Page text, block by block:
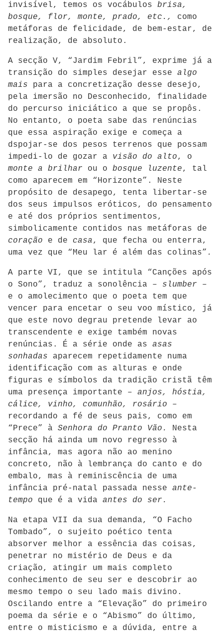
invisível, temos os vocábulos brisa,
bosque, flor, monte, prado, etc., como
metáforas de felicidade, de bem-estar, de
realização, de absoluto.
A secção V, “Jardim Febril”, exprime já a
transição do simples desejar esse algo
mais para a concretização desse desejo,
pela imersão no Desconhecido, finalidade
do percurso iniciático a que se propôs.
No entanto, o poeta sabe das renúncias
que essa aspiração exige e começa a
dspojar-se dos pesos terrenos que possam
impedi-lo de gozar a visão do alto, o
monte a brilhar ou o bosque luzente, tal
como aparecem em “Horizonte”. Neste
propósito de desapego, tenta libertar-se
dos seus impulsos eróticos, do pensamento
e até dos próprios sentimentos,
simbolicamente contidos nas metáforas de
coração e de casa, que fecha ou enterra,
uma vez que “Meu lar é além das colinas” .
A parte VI, que se intitula “Canções após
o Sono”, traduz a sonolência – slumber –
e o amolecimento que o poeta tem que
vencer para encetar o seu voo místico, já
que este novo degrau pretende levar ao
transcendente e exige também novas
renúncias. É a série onde as asas
sonhadas aparecem repetidamente numa
identificação com as alturas e onde
figuras e símbolos da tradição cristã têm
uma presença importante – anjos, hóstia,
cálice,
vinho, comunhão, rosário –
recordando a fé de seus pais, como em
“Prece” à Senhora do Pranto Vão. Nesta
secção há ainda um novo regresso à
infância, mas agora não ao menino
concreto, não à lembrança do canto e do
embalo, mas à reminiscência de uma
infância pré-natal passada nesse ante-
tempo que é a vida antes do ser.
Na etapa VII da sua demanda, “O Facho
Tombado”, o sujeito poético tenta
absorver melhor a essência das coisas,
penetrar no mistério de Deus e da
criação, atingir um mais completo
conhecimento de seu ser e descobrir ao
mesmo tempo o seu lado mais divino.
Oscilando entre a “Elevação” do primeiro
poema da série e o “Abismo” do último,
entre o misticismo e a dúvida, entre a